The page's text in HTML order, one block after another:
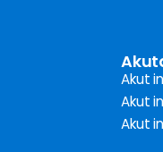
Akut
Akut
Akut